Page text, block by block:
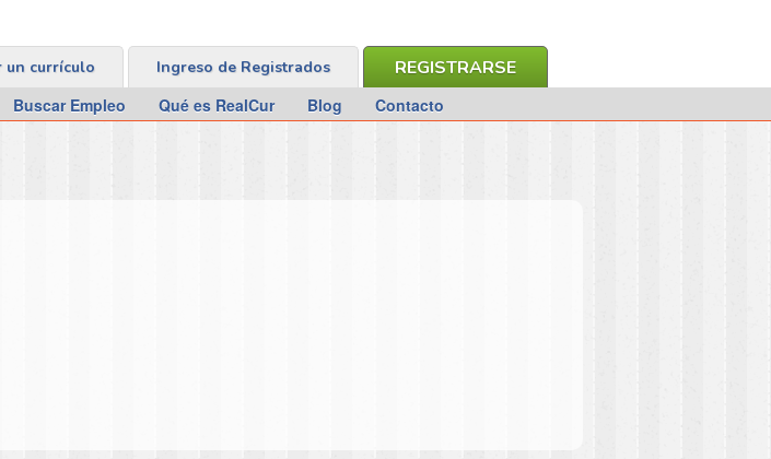
REGISTRARSE
Ingreso de Registrados
un currículo
Buscar Empleo Qué es RealCur Blog Contacto